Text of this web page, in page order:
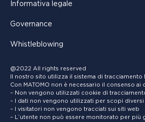
Informativa legale
Governance
Whistleblowing
@2022 All rights reserved
Il nostro sito utilizza il sistema di tracciamento
Con MATOMO non è necessario il consenso ai
– Non vengono utilizzati cookie di
– I dati non vengono utilizzati per scopi diversi
– I visitatori non vengono tracciati sui siti web
– L’utente non può essere monitorato per più